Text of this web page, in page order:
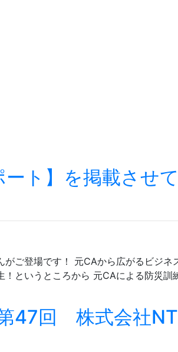
ト】を掲載させ
ご登場です！ 元CAから広がるビジネ
というところから 元CAによる防災訓
47回 株式会社